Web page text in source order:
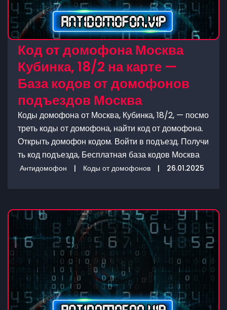
Код от домофона Москва
Кубинка, 18/2 на карте —
База кодов от домофонов
подъездов Москва
Коды домофона от Москва, Кубинка, 18/2, — посмо
треть коды от домофона, найти код от домофона.
Открыть домофон кодом. Войти в подъезд. Получи
ть код подъезда, Бесплатная база кодов Москва
Антидомофон | Коды от домофонов | 26.01.2025